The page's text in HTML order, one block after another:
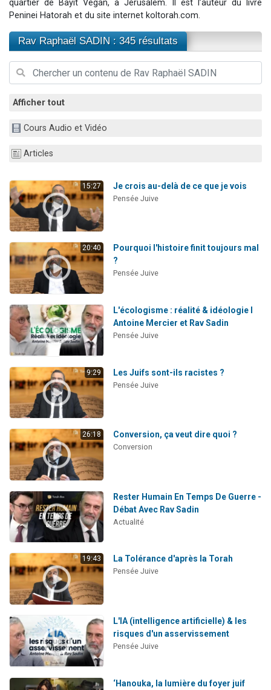
Ariel vient de donner son Maasser
Il reste 49 places pour étudier en groupe sur Zoom
Eva vient de donner son Maasser
quartier de Bayit Vegan, à Jérusalem. Il est l’auteur du livre
Peninei Hatorah et du site internet koltorah.com.
Rav Raphaël SADIN : 345 résultats
Afficher tout
Cours Audio et Vidéo
Articles
15:27 Je crois au-delà de ce que je vois
Pensée Juive
20:40
Pourquoi l'histoire finit toujours mal
?
Pensée Juive
L'écologisme : réalité & idéologie I
Antoine Mercier et Rav Sadin
Pensée Juive
9:29 Les Juifs sont-ils racistes ?
Pensée Juive
26:18 Conversion, ça veut dire quoi ?
Conversion
Rester Humain En Temps De Guerre -
Débat Avec Rav Sadin
Actualité
19:43 La Tolérance d'après la Torah
Pensée Juive
L'IA (intelligence artificielle) & les
risques d'un asservissement
Pensée Juive
‘Hanouka, la lumière du foyer juif